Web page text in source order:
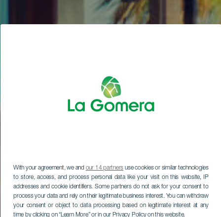
With your agreement, we and our 14 partners use cookies or similar technologies
to store, access, and process personal data like your visit on this website, IP
addresses and cookie identifiers. Some partners do not ask for your consent to
process your data and rely on their legitimate business interest. You can withdraw
your consent or object to data processing based on legitimate interest at any
time by clicking on “Learn More” or in our Privacy Policy on this website.